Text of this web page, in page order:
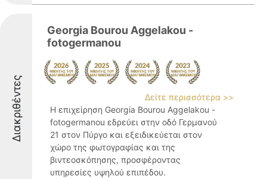
Διακριθέντες
Georgia Bourou Aggelakou -
fotogermanou
Δείτε περισσότερα >>
Η επιχείρηση Georgia Bourou Aggelakou -
fotogermanou εδρεύει στην οδό Γερμανού
21 στον Πύργο και εξειδικεύεται στον
χώρο της φωτογραφίας και της
βιντεοσκόπησης, προσφέροντας
υπηρεσίες υψηλού επιπέδου.